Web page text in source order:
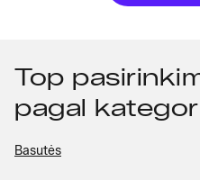
Top
pagal
Basutės